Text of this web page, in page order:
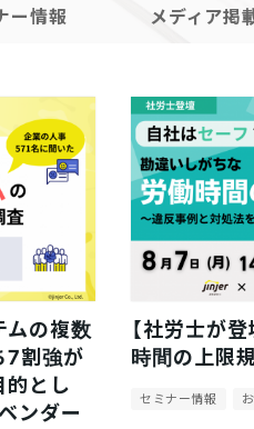
ー情報 メディア掲
ムの複数
7割強が
的とし
ンダー
【社労士が
時間の上限
セミナー情報